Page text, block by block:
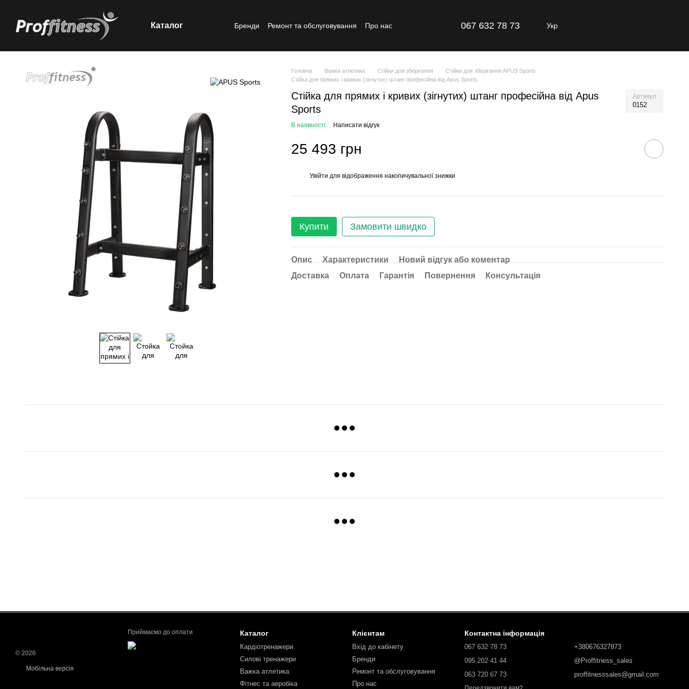
Каталог Бренди Ремонт та обслуговування
Про нас
067 632 78 73 Укр
Головна Важка атлетика Стійки для зберігання
Стійки для зберігання APUS Sports
Стійка для прямих і кривих (зігнутих) штанг професійна від Apus Sports
Стійка для прямих і кривих (зігнутих) штанг професійна від Apus
Sports
Артикул
0152
В наявності Написати відгук
25 493 грн
Увійти для відображення накопичувальної знижки
Купити Замовити швидко
Опис Характеристики
Новий відгук або коментар
Доставка
Оплата Гарантія Повернення Консультація
© 2026
Мобільна версія
Приймаємо до оплати Каталог
Кардіотренажери
Силові тренажери
Важка атлетика
Фітнес та аеробіка
Клієнтам
Вхід до кабінету
Бренди
Ремонт та обслуговування
Про нас
Контактна інформація
067 632 78 73
095 202 41 44
063 720 67 73
+380676327873
@Proffitness_sales
proffitnesssales@gmail.com